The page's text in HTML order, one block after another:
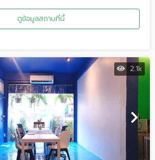
ดูข้อมูลสถานที่นี้
2.1k